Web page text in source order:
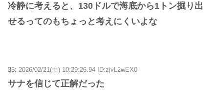
冷静に考えると、130ドルで海底から1トン掘り出
せるってのもちょっと考えにくいよな
35: 2026/02/21(土) 10:29:26.94 ID:zjvL2wEX0
サナを信じて正解だった